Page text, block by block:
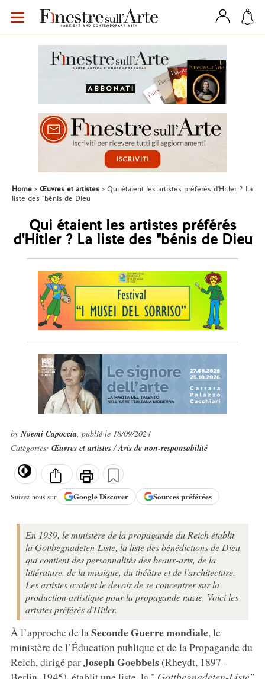
Home Œuvres et artistes
Qui étaient les artistes préférés d'Hitler ? La
liste des "bénis de Dieu
Qui étaient les artistes préférés
d'Hitler ? La liste des "bénis de Dieu
byNoemi Capoccia, publié le 18/09/2024
Catégories: Œuvres et artistes/Avis de non-responsabilité
Suivez-nous sur GoogleDiscover Sources préférées
En 1939, le ministère de la propagande du Reich établit
la Gottbegnadeten-Liste, la liste des bénédictions de Dieu,
qui contient des personnalités des beaux-arts, de la
littérature, de la musique, du théâtre et de l'architecture.
Les artistes avaient le devoir de se concentrer sur la
production artistique pour la propagande nazie. Voici les
artistes préférés d'Hitler.
À l’approche de la Seconde Guerre mondiale, le
ministère de l’Éducation publique et de la Propagande du
Reich, dirigé parJoseph Goebbels(Rheydt, 1897 -